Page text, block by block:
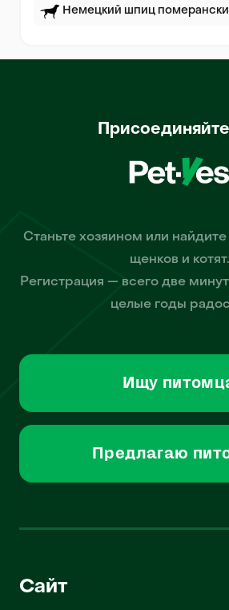
Немецкий шпиц
Станьте хозяином или
щенков и котят.
Регистрация — всего две
целые годы
Ищу
Предлагаю
Сайт